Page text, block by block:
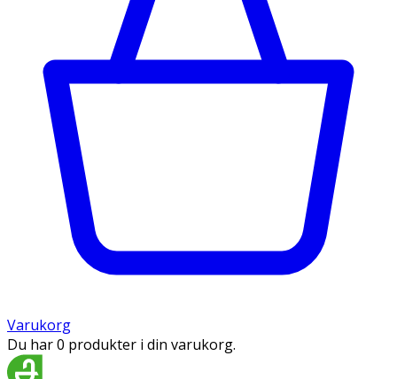
Varukorg
Du har 0 produkter i din varukorg.